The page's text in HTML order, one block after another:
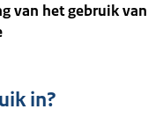
van het gebruik van
in?